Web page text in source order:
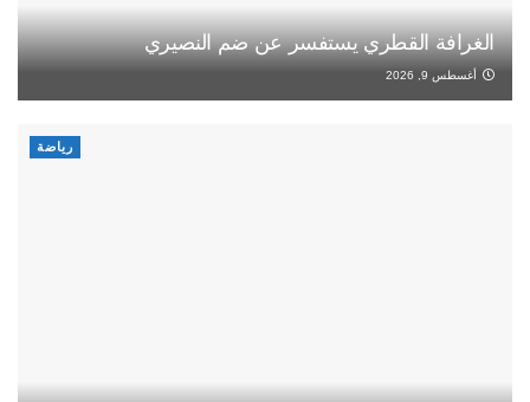
الغرافة القطري يستفسر عن ضم النصيري
أغسطس 9, 2026
رياضة